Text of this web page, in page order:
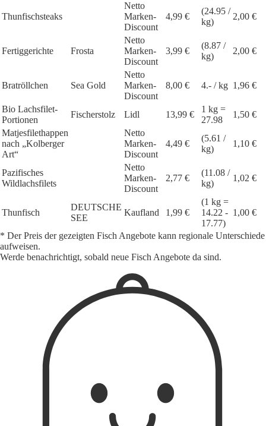
Thunfischsteaks
Netto
Marken-
Discount
4,99 €
(24.95 /
kg)
2,00 €
Fertiggerichte Frosta
Netto
Marken-
Discount
3,99 €
(8.87 /
kg)
2,00 €
Bratröllchen Sea Gold
Netto
Marken-
Discount
8,00 € 4.- / kg 1,96 €
Bio Lachsfilet-
Portionen
Fischerstolz Lidl 13,99 €
1 kg =
27.98
1,50 €
Matjesfilethappen
nach „Kolberger
Art“
Netto
Marken-
Discount
4,49 €
(5.61 /
kg)
1,10 €
Pazifisches
Wildlachsfilets
Netto
Marken-
Discount
2,77 €
(11.08 /
kg)
1,02 €
Thunfisch
DEUTSCHE
SEE
Kaufland 1,99 €
(1 kg =
14.22 -
17.77)
1,00 €
* Der Preis der gezeigten Fisch Angebote kann regionale Unterschiede
aufweisen.
Werde benachrichtigt, sobald neue Fisch Angebote da sind.